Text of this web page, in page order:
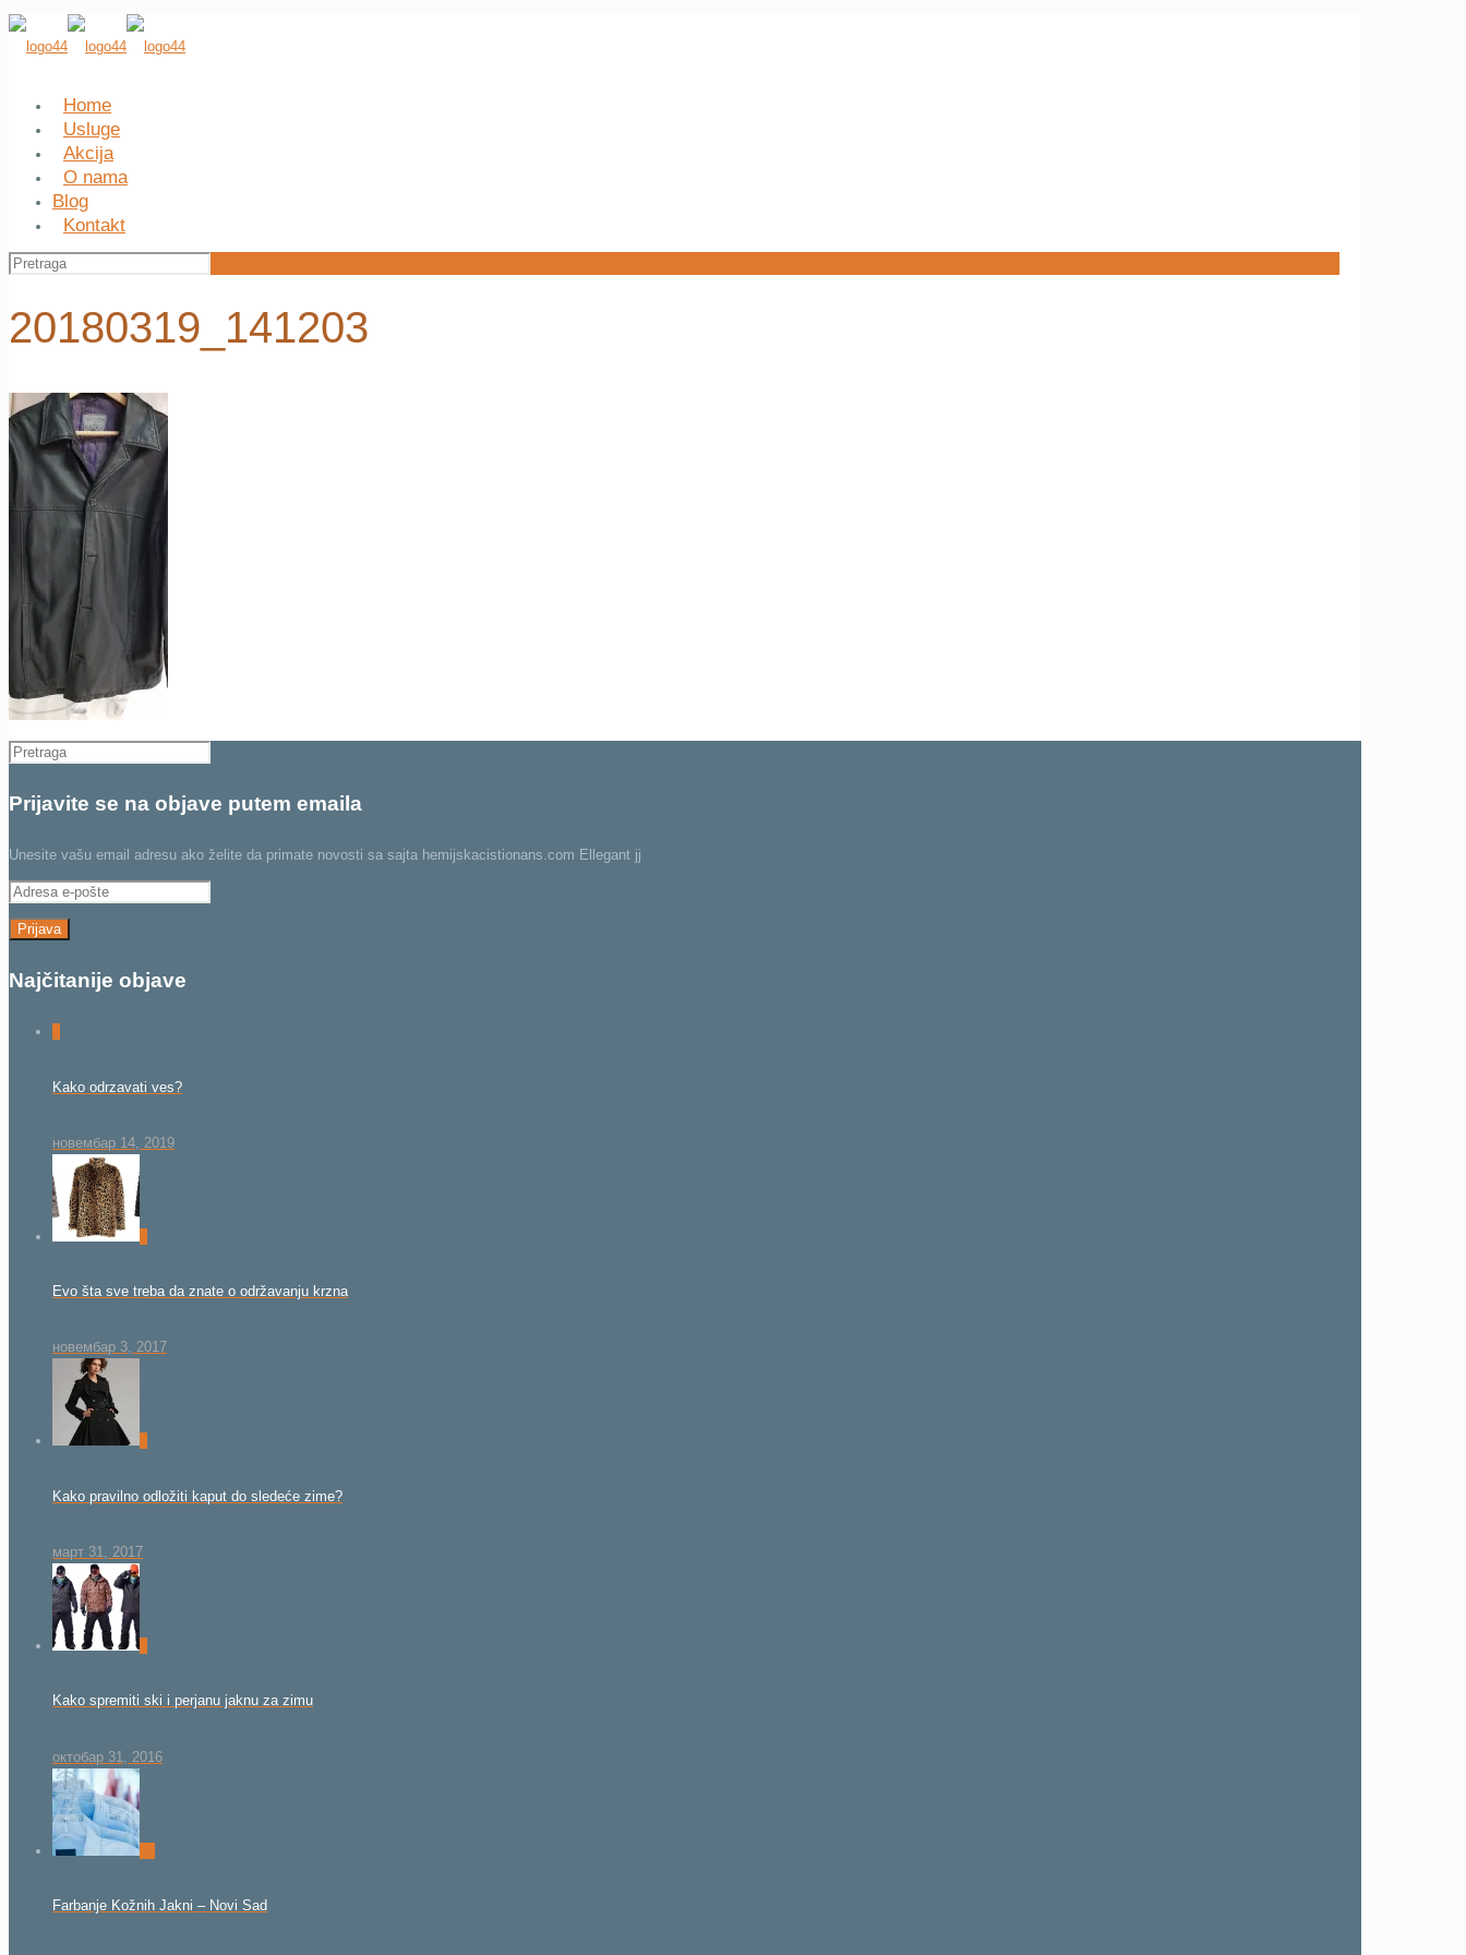
Home
Usluge
Akcija
O nama
Blog
Kontakt
20180319_141203
Prijavite se na objave putem emaila
Unesite vašu email adresu ako želite da primate novosti sa sajta hemijskacistionans.com Ellegant jj
Adresa
e-
pošte
Najčitanije objave
Kako odrzavati ves?
новембар 14, 2019
Evo šta sve treba da znate o održavanju krzna
новембар 3, 2017
Kako pravilno odložiti kaput do sledeće zime?
март 31, 2017
Kako spremiti ski i perjanu jaknu za zimu
октобар 31, 2016
Farbanje Kožnih Jakni – Novi Sad